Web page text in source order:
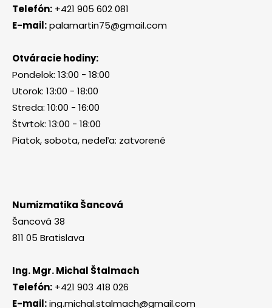
Telefón: +421 905 602 081
E-mail:palamartin75@gmail.com
Otváracie hodiny:
Pondelok: 13:00 - 18:00
Utorok: 13:00 - 18:00
Streda: 10:00 - 16:00
Štvrtok: 13:00 - 18:00
Piatok, sobota, nedeľa: zatvorené
Numizmatika Šancová
Šancová 38
811 05 Bratislava
Ing. Mgr. Michal Štalmach
Telefón: +421 903 418 026
E-mail:ing.michal.stalmach@gmail.com